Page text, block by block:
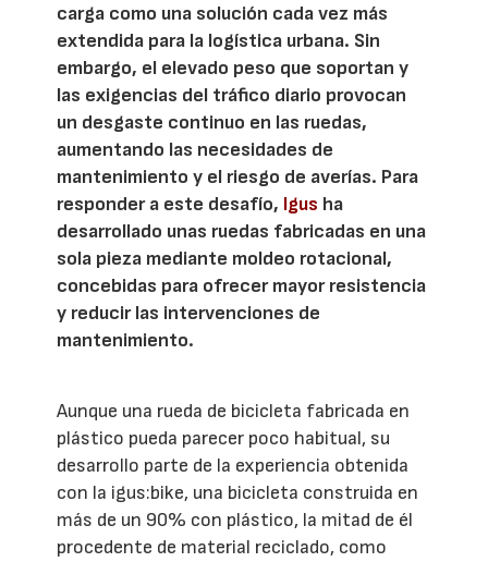
carga como una solución cada vez más
extendida para la logística urbana. Sin
embargo, el elevado peso que soportan y
las exigencias del tráfico diario provocan
un desgaste continuo en las ruedas,
aumentando las necesidades de
mantenimiento y el riesgo de averías. Para
responder a este desafío, Igus ha
desarrollado unas ruedas fabricadas en una
sola pieza mediante moldeo rotacional,
concebidas para ofrecer mayor resistencia
y reducir las intervenciones de
mantenimiento.
Aunque una rueda de bicicleta fabricada en
plástico pueda parecer poco habitual, su
desarrollo parte de la experiencia obtenida
con la igus:bike, una bicicleta construida en
más de un 90% con plástico, la mitad de él
procedente de material reciclado, como